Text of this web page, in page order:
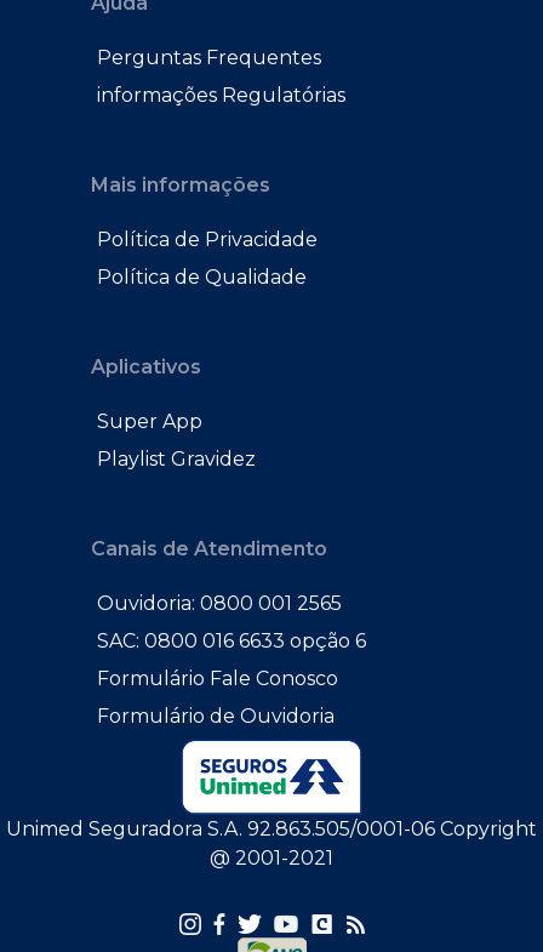
Perguntas Frequentes
informações Regulatórias
Mais informações
Política de Privacidade
Política de Qualidade
Aplicativos
Super App
Playlist Gravidez
Canais de Atendimento
Ouvidoria: 0800 001 2565
SAC: 0800 016 6633 opção 6
Formulário Fale Conosco
Formulário de Ouvidoria
Unimed Seguradora S.A. 92.863.505/0001-06 Copyright
@ 2001-2021